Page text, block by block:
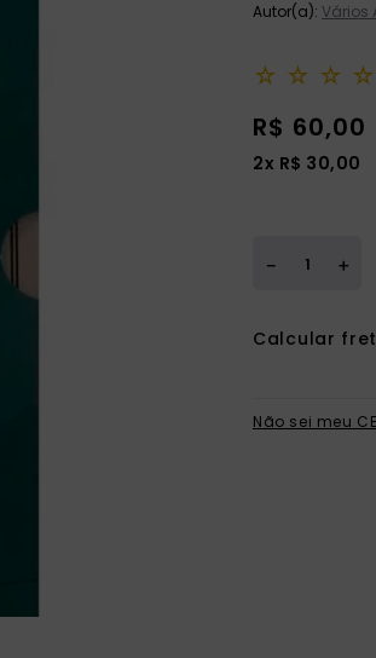
Autor(a): Vários
☆ ☆ ☆ ☆
R$ 60,00
2x R$ 30,00
＋
－
Não sei meu